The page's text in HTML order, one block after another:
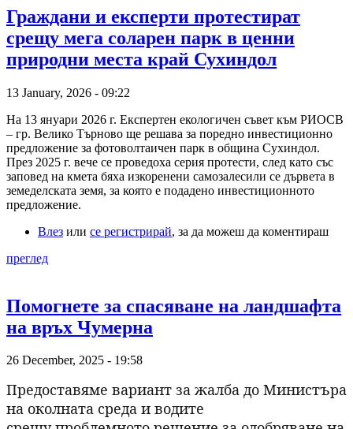
Граждани и експерти протестират
срещу мега соларен парк в ценни
природни места край Сухиндол
13 January, 2026 - 09:22
На 13 януари 2026 г. Експертен екологичен съвет към РИОСВ
– гр. Велико Търново ще решава за поредно инвестиционно
предложение за фотоволтаичен парк в община Сухиндол.
През 2025 г. вече се проведоха серия протести, след като със
заповед на кмета бяха изкоренени самозалесили се дървета в
земеделската земя, за която е подадено инвестиционното
предложение.
Влез или се регистрирай, за да можеш да коментираш
преглед
Помогнете за спасяване на ландшафта
на връх Чумерна
26 December, 2025 - 19:58
Предоставяме вариант за жалба до Министъра
на околната среда и водите